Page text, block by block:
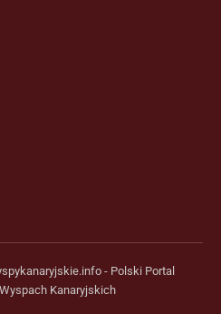
- Polski Portal
Kanaryjskich